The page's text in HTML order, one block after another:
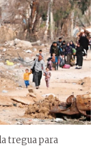
tregua para